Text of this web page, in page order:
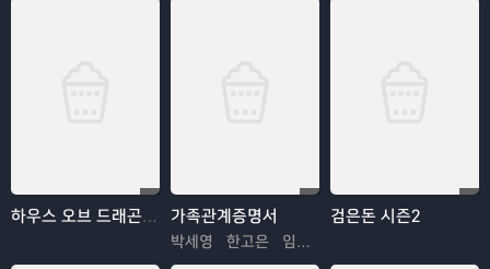
하우스 오브 드래곤 시즌3 가족관계증명서
박세영 한고은 임지은
검은돈 시즌2